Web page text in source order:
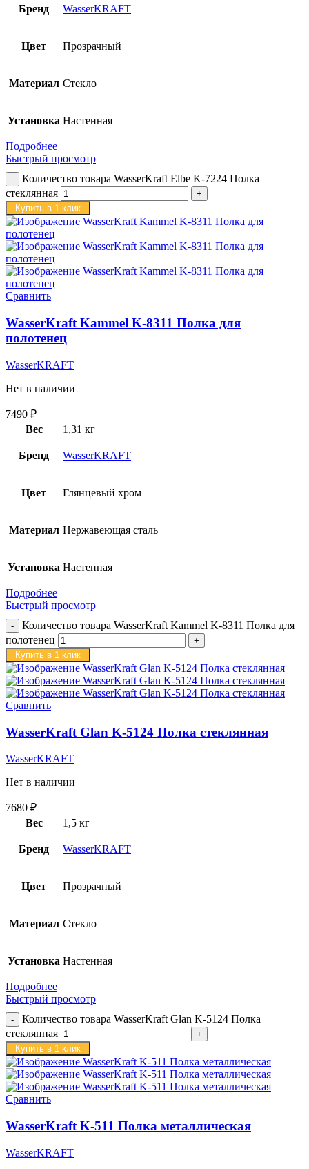
Бренд WasserKRAFT
Цвет Прозрачный
Материал Стекло
Установка Настенная
Подробнее
Быстрый просмотр
Количество товара WasserKraft Elbe K-7224 Полка
стеклянная
Купить в 1 клик
Сравнить
WasserKraft Kammel K-8311 Полка для
полотенец
WasserKRAFT
Нет в наличии
7490 ₽
Вес
1,31 кг
Бренд WasserKRAFT
Цвет Глянцевый хром
Материал Нержавеющая сталь
Установка Настенная
Подробнее
Быстрый просмотр
Количество товара WasserKraft Kammel K-8311 Полка для
полотенец
Купить в 1 клик
Сравнить
WasserKraft Glan K-5124 Полка стеклянная
WasserKRAFT
Нет в наличии
7680 ₽
Вес
1,5 кг
Бренд WasserKRAFT
Цвет Прозрачный
Материал Стекло
Установка Настенная
Подробнее
Быстрый просмотр
Количество товара WasserKraft Glan K-5124 Полка
стеклянная
Купить в 1 клик
Сравнить
WasserKraft K-511 Полка металлическая
WasserKRAFT